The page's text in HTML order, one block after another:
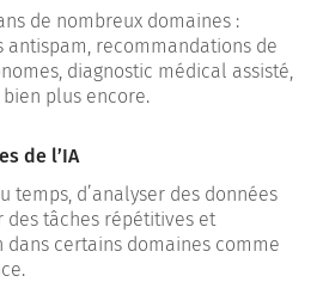
de nombreux domaines :
antispam, recommandations de
diagnostic médical assisté,
plus encore.
de l’IA
temps, d’analyser des données
des tâches répétitives et
dans certains domaines comme